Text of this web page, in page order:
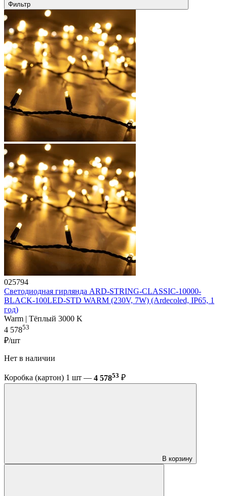
Фильтр
025794
Светодиодная гирлянда ARD-STRING-CLASSIC-10000-
BLACK-100LED-STD WARM (230V, 7W) (Ardecoled, IP65, 1
год)
Warm | Тёплый 3000 K
4 57853
₽/шт
Нет в наличии
Коробка (картон) 1 шт — 4 57853 ₽
В корзину